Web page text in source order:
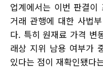
업계에서는 이번 판결
거래 관행에 대한 사법
다. 특히 원재료 가격 변
래상 지위 남용 여부가
있다는 점이 재확인됐다